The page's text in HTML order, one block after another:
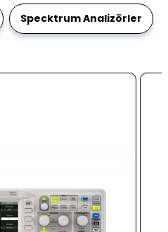
Specktrum Analizörler